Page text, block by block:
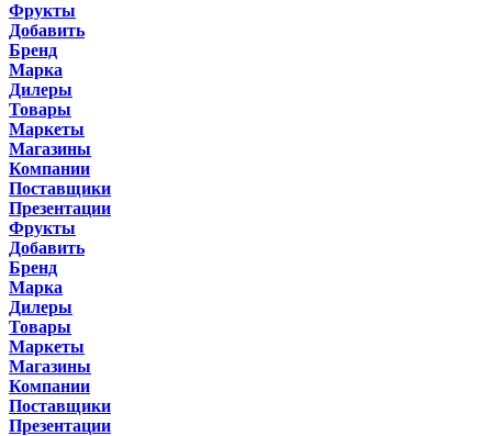
Фрукты
Добавить
Бренд
Марка
Дилеры
Товары
Маркеты
Магазины
Компании
Поставщики
Презентации
Фрукты
Добавить
Бренд
Марка
Дилеры
Товары
Маркеты
Магазины
Компании
Поставщики
Презентации